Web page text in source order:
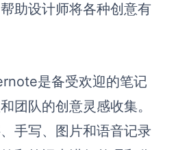
助设计师将各种创意有
是备受欢迎的笔记
团队的创意灵感收集。
手写、图片和语音记录